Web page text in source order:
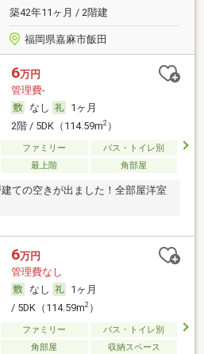
築42年11ヶ月 / 2階建
福岡県嘉麻市飯田
6万円
管理費-
なし
1ヶ月
2階 / 5DK（114.59m2）
ファミリー
バス・トイレ別
最上階 角部屋
ての空きが出ました！全部屋洋室
6万円
管理費なし
なし
1ヶ月
/ 5DK（114.59m2）
ファミリー
バス・トイレ別
角部屋 収納スペース